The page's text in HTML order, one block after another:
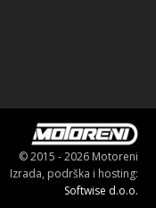
© 2015 - 2026 Motoreni
Izrada, podrška i hosting:
Softwise d.o.o.